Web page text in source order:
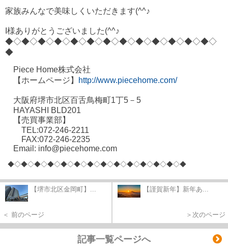
家族みんなで美味しく いただきます(^^♪
I様ありがとうございました(^^♪
◆◇◆◇◆◇◆◇◆◇◆◇◆◇◆◇◆◇◆◇◆◇◆◇◆◇
◆
Piece Home株式会社
【ホームページ】
http://www.piecehome.com/
大阪府堺市北区百舌鳥梅町1丁5－5
HAYASHI BLD201
【売買事業部】
TEL:072-246-2211
FAX:072-246-2235
Email: info@piecehome.com
◆◇◆◇◆◇◆◇◆◇◆◇◆◇◆◇◆◇◆◇◆◇◆◇◆◇◆
【堺市北区金岡町】...
＜ 前のページ
【謹賀新年】新年あ...
＞次のページ
記事一覧ページへ